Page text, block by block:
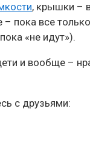
, крышки –
пока все
«не идут»).
и вообще –
с друзьями: